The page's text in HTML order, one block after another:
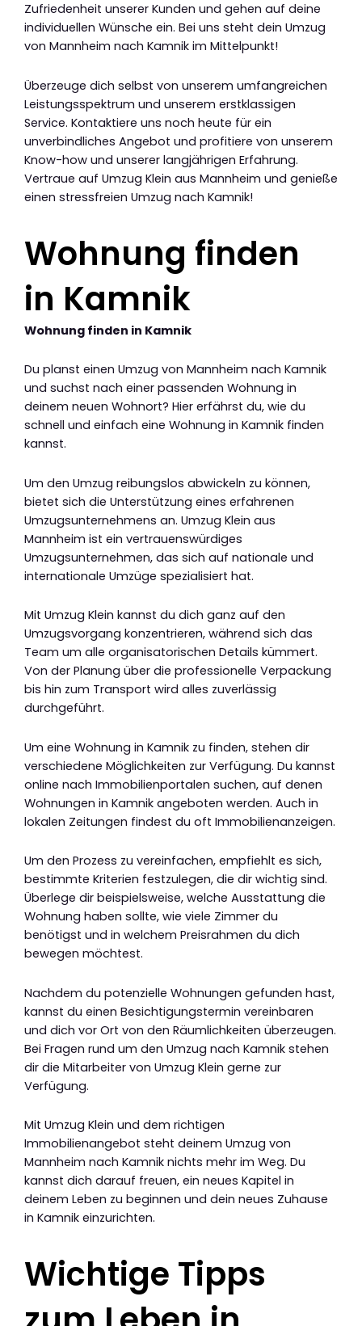
Zufriedenheit unserer Kunden und gehen auf deine
individuellen Wünsche ein. Bei uns steht dein Umzug
von Mannheim nach Kamnik im Mittelpunkt!
Überzeuge dich selbst von unserem umfangreichen
Leistungsspektrum und unserem erstklassigen
Service. Kontaktiere uns noch heute für ein
unverbindliches Angebot und profitiere von unserem
Know-how und unserer langjährigen Erfahrung.
Vertraue auf Umzug Klein aus Mannheim und genieße
einen stressfreien Umzug nach Kamnik!
Wohnung finden
in Kamnik
Wohnung finden in Kamnik
Du planst einen Umzug von Mannheim nach Kamnik
und suchst nach einer passenden Wohnung in
deinem neuen Wohnort? Hier erfährst du, wie du
schnell und einfach eine Wohnung in Kamnik finden
kannst.
Um den Umzug reibungslos abwickeln zu können,
bietet sich die Unterstützung eines erfahrenen
Umzugsunternehmens an. Umzug Klein aus
Mannheim ist ein vertrauenswürdiges
Umzugsunternehmen, das sich auf nationale und
internationale Umzüge spezialisiert hat.
Mit Umzug Klein kannst du dich ganz auf den
Umzugsvorgang konzentrieren, während sich das
Team um alle organisatorischen Details kümmert.
Von der Planung über die professionelle Verpackung
bis hin zum Transport wird alles zuverlässig
durchgeführt.
Um eine Wohnung in Kamnik zu finden, stehen dir
verschiedene Möglichkeiten zur Verfügung. Du kannst
online nach Immobilienportalen suchen, auf denen
Wohnungen in Kamnik angeboten werden. Auch in
lokalen Zeitungen findest du oft Immobilienanzeigen.
Um den Prozess zu vereinfachen, empfiehlt es sich,
bestimmte Kriterien festzulegen, die dir wichtig sind.
Überlege dir beispielsweise, welche Ausstattung die
Wohnung haben sollte, wie viele Zimmer du
benötigst und in welchem Preisrahmen du dich
bewegen möchtest.
Nachdem du potenzielle Wohnungen gefunden hast,
kannst du einen Besichtigungstermin vereinbaren
und dich vor Ort von den Räumlichkeiten überzeugen.
Bei Fragen rund um den Umzug nach Kamnik stehen
dir die Mitarbeiter von Umzug Klein gerne zur
Verfügung.
Mit Umzug Klein und dem richtigen
Immobilienangebot steht deinem Umzug von
Mannheim nach Kamnik nichts mehr im Weg. Du
kannst dich darauf freuen, ein neues Kapitel in
deinem Leben zu beginnen und dein neues Zuhause
in Kamnik einzurichten.
Wichtige Tipps